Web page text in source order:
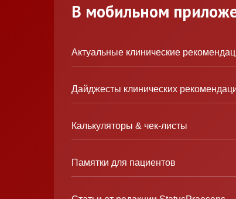
В мобильном
Актуальные клинические
Дайджесты клинических
Калькуляторы & чек-листы
Памятки для пациентов